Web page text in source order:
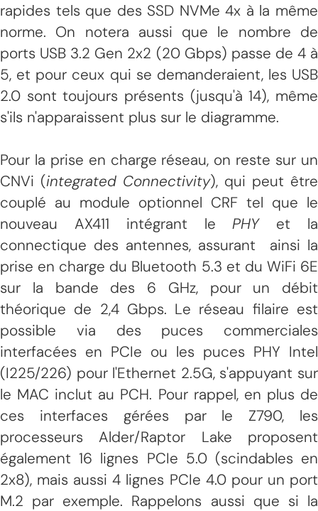
rapides tels que des SSD NVMe 4x à la même
norme. On notera aussi que le nombre de
ports USB 3.2 Gen 2x2 (20 Gbps) passe de 4 à
5, et pour ceux qui se demanderaient, les USB
2.0 sont toujours présents (jusqu'à 14), même
s'ils n'apparaissent plus sur le diagramme.
Pour la prise en charge réseau, on reste sur un
CNVi (integrated Connectivity), qui peut être
couplé au module optionnel CRF tel que le
nouveau AX411 intégrant lePHYet la
connectique des antennes, assurant ainsi la
prise en charge du Bluetooth 5.3 et du WiFi 6E
sur la bande des 6 GHz, pour un débit
théorique de 2,4 Gbps. Le réseau filaire est
possible via des puces commerciales
interfacées en PCIe ou les puces PHY Intel
(I225/226) pour l'Ethernet 2.5G, s'appuyant sur
le MAC inclut au PCH. Pour rappel, en plus de
ces interfaces gérées par le Z790, les
processeurs Alder/Raptor Lake proposent
également 16 lignes PCIe 5.0 (scindables en
2x8), mais aussi 4 lignes PCIe 4.0 pour un port
M.2 par exemple. Rappelons aussi que si la